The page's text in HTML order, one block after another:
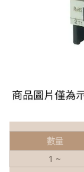
數量
1 ~